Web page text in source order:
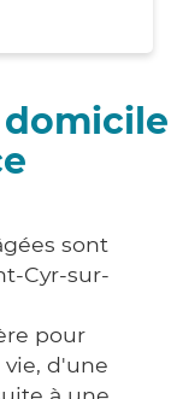
domicile
sont
Cyr-sur-
pour
d'une